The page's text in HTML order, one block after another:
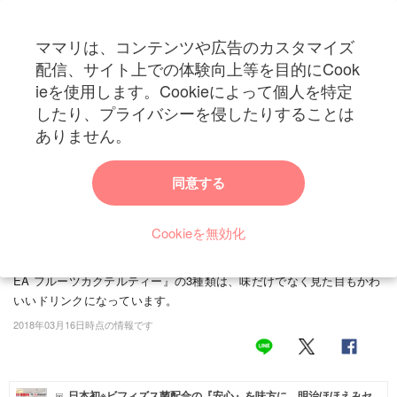
ママリは、コンテンツや広告のカスタマイズ
配信、サイト上での体験向上等を目的にCook
ieを使用します。Cookieによって個人を特定
したり、プライバシーを侵したりすることは
ありません。
同意する
Cookieを無効化
ママリ
カテゴリー一覧
妊活
妊娠
赤ちゃん・育児
病院
住まい
トップ トレンド・イベント トレンドニュース・話題 春限定！タリーズで
春限定！タリーズでイースターをたのしめる『ポ
ップンイースターラテ』が登場
暖かい春になると街で見かけるようになるイースターイベント。近
年、日本でもなじみ始めたイベントですが、そのイースターをモチー
もふでキュートな動物モチーフのスリーブも販売。新商品『ポップン
EA フルーツカクテルティー』の3種類は、味だけでなく見た目もかわ
いいドリンクになっています。
2018年03月16日時点の情報です